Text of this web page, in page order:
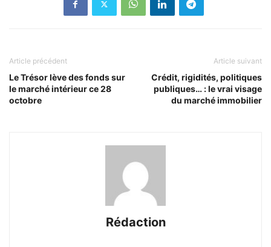
Article précédent
Le Trésor lève des fonds sur
le marché intérieur ce 28
octobre
Article suivant
Crédit, rigidités, politiques
publiques… : le vrai visage
du marché immobilier
Rédaction